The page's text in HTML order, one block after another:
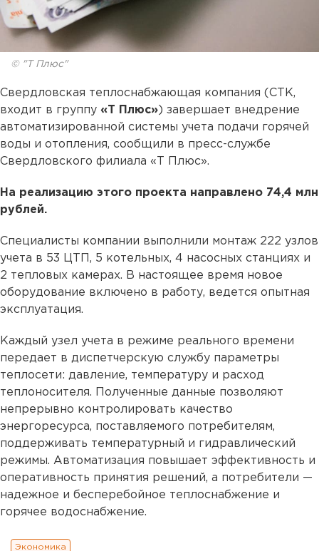
© "Т Плюс"
Свердловская теплоснабжающая компания (СТК,
входит в группу «Т Плюс» ) завершает внедрение
автоматизированной системы учета подачи горячей
воды и отопления, сообщили в пресс-службе
Свердловского филиала «Т Плюс».
На реализацию этого проекта направлено 74,4 млн
рублей.
Специалисты компании выполнили монтаж 222 узлов
учета в 53 ЦТП, 5 котельных, 4 насосных станциях и
2 тепловых камерах. В настоящее время новое
оборудование включено в работу, ведется опытная
эксплуатация.
Каждый узел учета в режиме реального времени
передает в диспетчерскую службу параметры
теплосети: давление, температуру и расход
теплоносителя. Полученные данные позволяют
непрерывно контролировать качество
энергоресурса, поставляемого потребителям,
поддерживать температурный и гидравлический
режимы. Автоматизация повышает эффективность и
оперативность принятия решений, а потребители —
надежное и бесперебойное теплоснабжение и
горячее водоснабжение.
Экономика